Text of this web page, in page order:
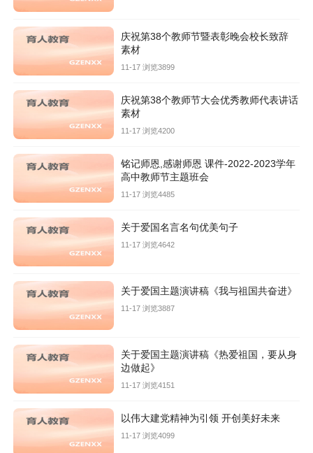
庆祝第38个教师节暨表彰晚会校长致辞
素材
11-17 浏览3899
庆祝第38个教师节大会优秀教师代表讲话
素材
11-17 浏览4200
铭记师恩,感谢师恩 课件-2022-2023学年
高中教师节主题班会
11-17 浏览4485
关于爱国名言名句优美句子
11-17 浏览4642
关于爱国主题演讲稿《我与祖国共奋进》
11-17 浏览3887
关于爱国主题演讲稿《热爱祖国，要从身
边做起》
11-17 浏览4151
以伟大建党精神为引领 开创美好未来
11-17 浏览4099